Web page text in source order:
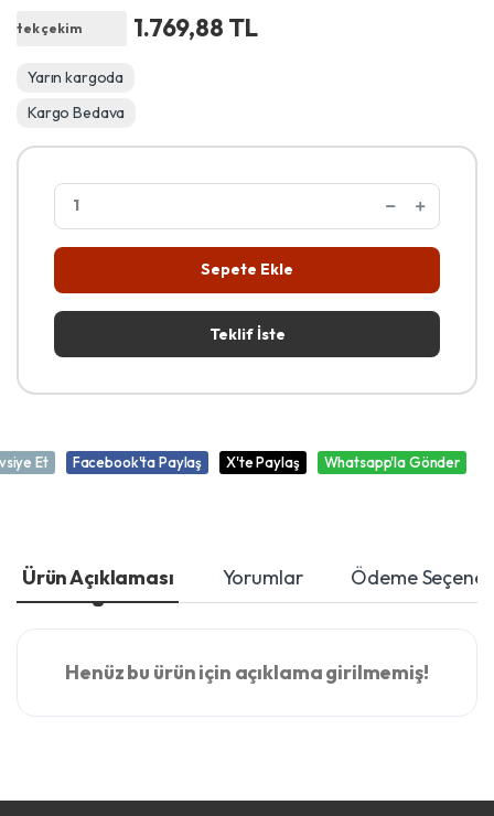
tek çekim 1.769,88 TL
Yarın kargoda
Kargo Bedava
Sepete Ekle
Teklif İste
Et Facebook'ta Paylaş X'te Paylaş Whatsapp'la Gönder
Ürün Açıklaması Yorumlar Ödeme
Henüz bu ürün için açıklama girilmemiş!